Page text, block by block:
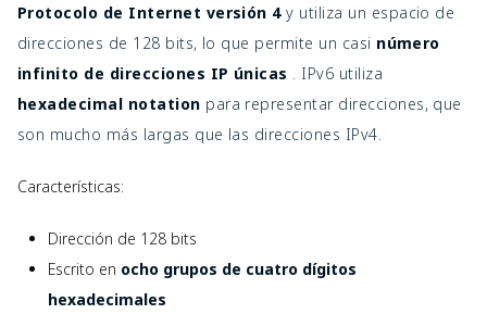
Protocolo de Internet versión 4y utiliza un espacio de
direcciones de 128 bits, lo que permite un casi número
infinito de direcciones IP únicas
. IPv6 utiliza
hexadecimal notation para representar direcciones, que
son mucho más largas que las direcciones IPv4.
Características:
Dirección de 128 bits
Escrito en ocho grupos de cuatro dígitos
hexadecimales